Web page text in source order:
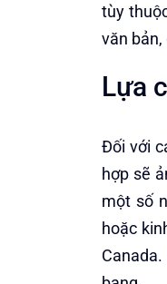
tùy
văn
Lựa
Đối với
hợp sẽ
một số
hoặc